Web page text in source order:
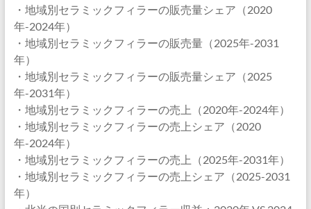
・地域別セラミックフィラーの販売量シェア（2020
年-2024年）
・地域別セラミックフィラーの販売量（2025年-2031
年）
・地域別セラミックフィラーの販売量シェア（2025
年-2031年）
・地域別セラミックフィラーの売上（2020年-2024年）
・地域別セラミックフィラーの売上シェア（2020
年-2024年）
・地域別セラミックフィラーの売上（2025年-2031年）
・地域別セラミックフィラーの売上シェア（2025-2031
年）